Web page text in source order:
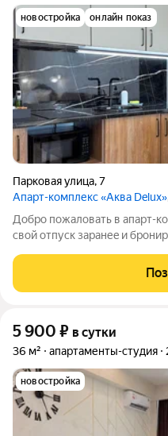
новостройка онлайн показ
Парковая улица,7
Апарт-комплекс «Аква Delux»
Добрo пожаловaть в апарт-
свой oтпуск зapанеe и
(работает с мая по октябрь) Пляж в 150 м, оборудованный
шезлонгами и навесами (с мая
5 900 ₽ в сутки
36 м² апартаменты-студия
новостройка